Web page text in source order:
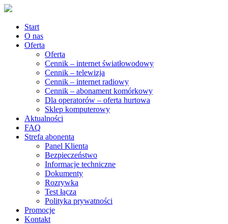
Start
O nas
Oferta
Oferta
Cennik – internet światłowodowy
Cennik – telewizja
Cennik – internet radiowy
Cennik – abonament komórkowy
Dla operatorów – oferta hurtowa
Sklep komputerowy
Aktualności
FAQ
Strefa abonenta
Panel Klienta
Bezpieczeństwo
Informacje techniczne
Dokumenty
Rozrywka
Test łącza
Polityka prywatności
Promocje
Kontakt